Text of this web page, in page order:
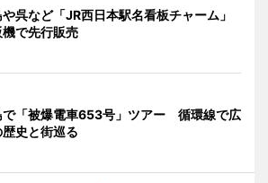
や呉など「JR西日本駅名看板チャーム」
機で先行販売
で「被爆電車653号」ツアー 循環線で広
史と街巡る